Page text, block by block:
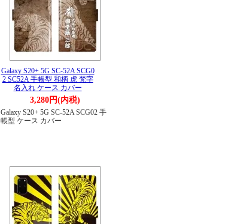
Galaxy S20+ 5G SC-52A SCG0
2 SC52A 手帳型 和柄 虎 梵字
名入れ ケース カバー
3,280円(内税)
Galaxy S20+ 5G SC-52A SCG02 手
帳型 ケース カバー